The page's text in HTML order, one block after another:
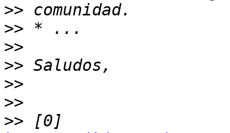
>>
>>
>>
>>
>>
>>
>>